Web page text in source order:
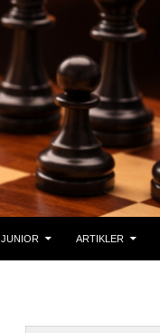
JUNIOR ARTIKLER